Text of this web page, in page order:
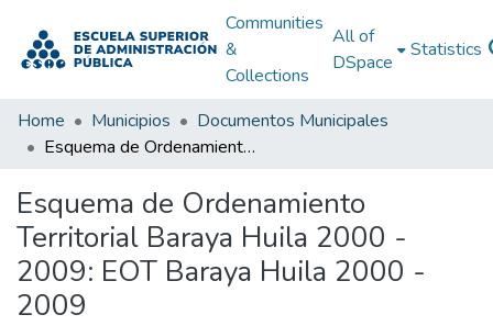
Communities
&
Collections
All of
DSpace
Statistics
Home Municipios
Documentos Municipales
Esquema de Ordenamiento Territorial Baraya Huila 2000 - 2009: EOT Baraya Huila 2000 - 2009
Esquema de Ordenamiento
Territorial Baraya Huila 2000 -
2009: EOT Baraya Huila 2000 -
2009